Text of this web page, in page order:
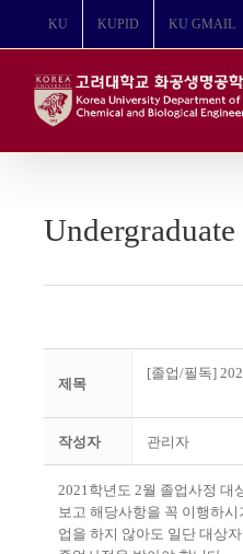
뛰
KU KUPID KU GMAIL
제목
[졸업/필독]
작성자 관리자
2021학년도 2월 졸업사정 대
보고 해당사항을 꼭 이행하
업을 하지 않아도 일단 대상